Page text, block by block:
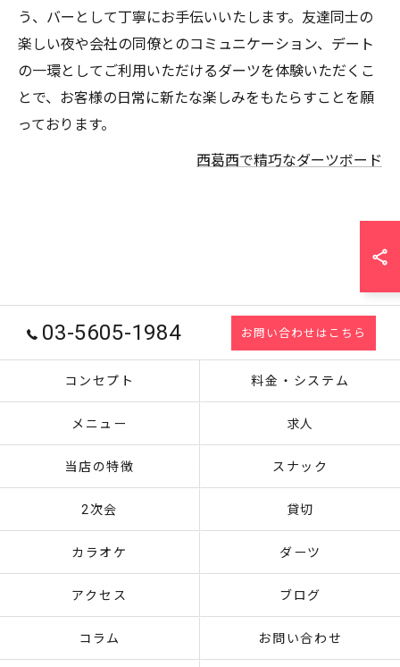
う、バーとして丁寧にお手伝いいたします。友達同士の
楽しい夜や会社の同僚とのコミュニケーション、デート
の一環としてご利用いただけるダーツを体験いただくこ
とで、お客様の日常に新たな楽しみをもたらすことを願
っております。
西葛西で精巧なダーツボード
03-5605-1984 お問い合わせはこちら
コンセプト 料金・システム
メニュー 求人
当店の特徴 スナック
2次会 貸切
カラオケ ダーツ
アクセス ブログ
コラム お問い合わせ